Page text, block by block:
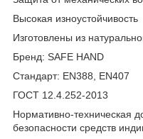
Высокая изноустойчивость
Изготовлены из
Бренд: SAFE HAND
Стандарт: EN388, EN407
ГОСТ 12.4.252-2013
Нормативно-техническая
безопасности средств